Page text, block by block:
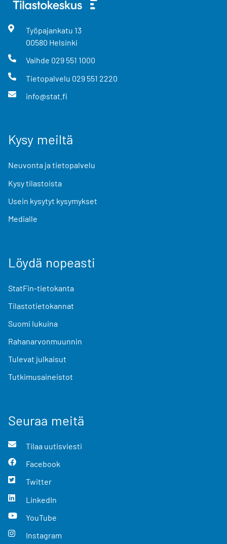
Työpajankatu 13
00580 Helsinki
Vaihde 029 551 1000
Tietopalvelu 029 551 2220
info@stat.fi
Kysy meiltä
Neuvonta ja tietopalvelu
Kysy tilastoista
Usein kysytyt kysymykset
Medialle
Löydä nopeasti
StatFin-tietokanta
Tilastotietokannat
Suomi lukuina
Rahanarvonmuunnin
Tulevat julkaisut
Tutkimusaineistot
Seuraa meitä
Tilaa uutisviesti
Facebook
Twitter
LinkedIn
YouTube
Instagram